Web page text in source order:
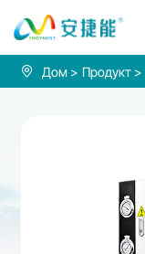
Охладитель
воды
Дом Продукт